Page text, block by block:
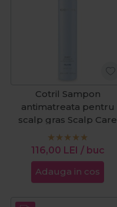
Cotril Sampon
antimatreata pentru
scalp gras Scalp Care
Purity Oil 250ml
116,00 LEI / buc
Adauga in cos